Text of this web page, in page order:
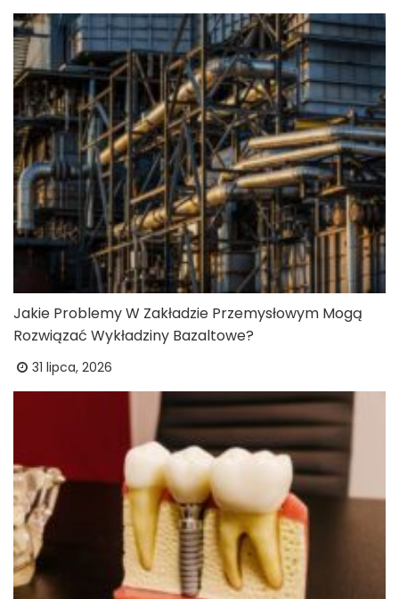
Jakie Problemy W Zakładzie Przemysłowym Mogą
Rozwiązać Wykładziny Bazaltowe?
31 lipca, 2026